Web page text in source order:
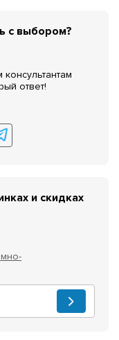
с выбором?
ответ!
и скидках